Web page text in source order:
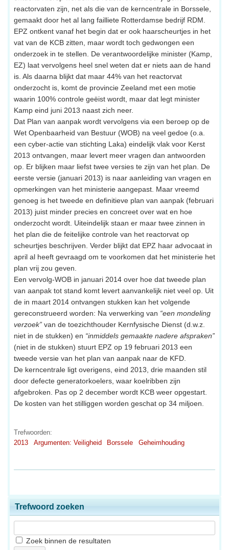
reactorvaten zijn, net als die van de kerncentrale in Borssele,
gemaakt door het al lang failliete Rotterdamse bedrijf RDM.
EPZ ontkent vanaf het begin dat er ook haarscheurtjes in het
vat van de KCB zitten, maar wordt toch gedwongen een
onderzoek in te stellen. De verantwoordelijke minister (Kamp,
EZ) laat vervolgens heel snel weten dat er niets aan de hand
is. Als daarna blijkt dat maar 44% van het reactorvat
onderzocht is, komt de provincie Zeeland met een motie
waarin 100% controle geëist wordt, maar dat legt minister
Kamp eind juni 2013 naast zich neer.
Dat Plan van aanpak wordt vervolgens via een beroep op de
Wet Openbaarheid van Bestuur (WOB) na veel gedoe (o.a.
een cyber-actie van stichting Laka) eindelijk vlak voor Kerst
2013 ontvangen, maar levert meer vragen dan antwoorden
op. Er blijken maar liefst twee versies te zijn van het plan. De
eerste versie (januari 2013) is naar aanleiding van vragen en
opmerkingen van het ministerie aangepast. Maar vreemd
genoeg is het tweede en definitieve plan van aanpak (februari
2013) juist minder precies en concreet over wat en hoe
onderzocht wordt. Uiteindelijk staan er maar twee zinnen in
het plan die de feitelijke controle van het reactorvat op
scheurtjes beschrijven. Verder blijkt dat EPZ haar advocaat in
april al heeft gevraagd om te voorkomen dat het ministerie het
plan vrij zou geven.
Een vervolg-WOB in januari 2014 over hoe dat tweede plan
van aanpak tot stand komt levert aanvankelijk niet veel op. Uit
de in maart 2014 ontvangen stukken kan het volgende
gereconstrueerd worden: Na verwerking van “een mondeling
verzoek” van de toezichthouder Kernfysische Dienst (d.w.z.
niet in de stukken) en “inmiddels gemaakte nadere afspraken”
(niet in de stukken) stuurt EPZ op 19 februari 2013 een
tweede versie van het plan van aanpak naar de KFD.
De kerncentrale ligt overigens, eind 2013, drie maanden stil
door defecte generatorkoelers, waar koelribben zijn
afgebroken. Pas op 2 december wordt KCB weer opgestart.
De kosten van het stilliggen worden geschat op 34 miljoen.
Trefwoorden:
2013
Argumenten: Veiligheid Borssele Geheimhouding
Trefwoord zoeken
Zoek binnen de resultaten